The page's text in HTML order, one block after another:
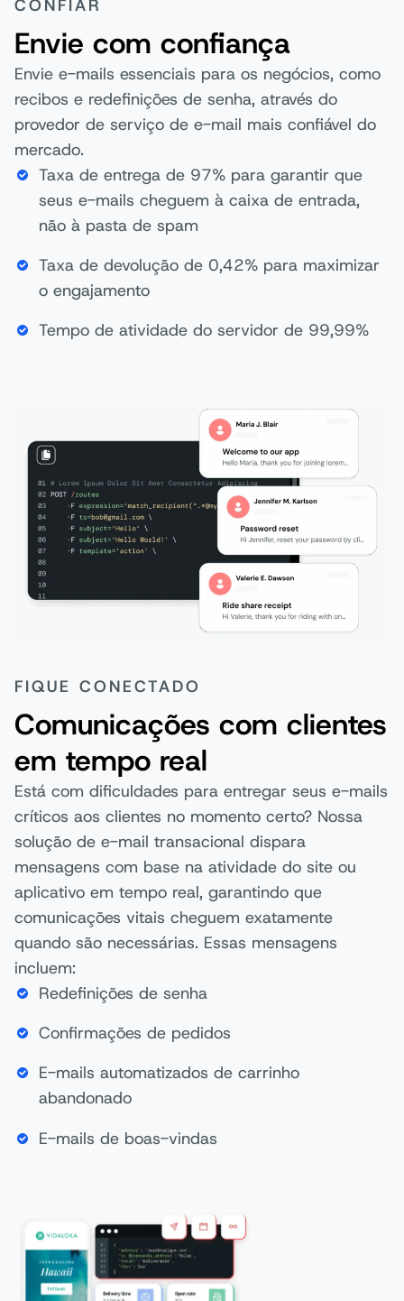
CONFIAR
Envie com confiança
Envie e-mails essenciais para os negócios, como
recibos e redefinições de senha, através do
provedor de serviço de e-mail mais confiável do
mercado.
Taxa de entrega de 97% para garantir que
seus e-mails cheguem à caixa de entrada,
não à pasta de spam
Taxa de devolução de 0,42% para maximizar
o engajamento
Tempo de atividade do servidor de 99,99%
FIQUE CONECTADO
Comunicações com clientes
em tempo real
Está com dificuldades para entregar seus e-mails
críticos aos clientes no momento certo? Nossa
solução de e-mail transacional dispara
mensagens com base na atividade do site ou
aplicativo em tempo real, garantindo que
comunicações vitais cheguem exatamente
quando são necessárias. Essas mensagens
incluem:
Redefinições de senha
Confirmações de pedidos
E-mails automatizados de carrinho
abandonado
E-mails de boas-vindas